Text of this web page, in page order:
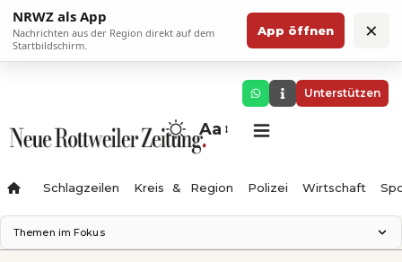
NRWZ als App
Nachrichten aus der Region direkt auf dem
Startbildschirm.
App öffnen ×
Unterstützen
Aa
Schlagzeilen Kreis & Region Polizei Wirtschaft
Themen im Fokus